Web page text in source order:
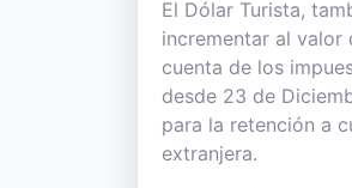
El Dólar Turista,
incrementar al valor
cuenta de los
desde 23 de
para la retención a
extranjera.